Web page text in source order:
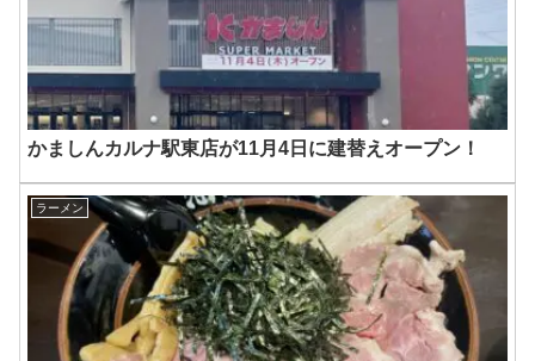
かましんカルナ駅東店が11月4日に建替えオープン！
ラーメン